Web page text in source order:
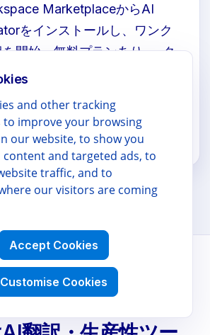
MarketplaceからAI
をインストールし、ワンク
を開始。無料プランあり — ク
不要。
からインストール
TOOLS
and other tracking
to improve your browsing
our website, to show you
content and targeted ads, to
traffic, and to
our visitors are coming
Accept Cookies
Customise Cookies